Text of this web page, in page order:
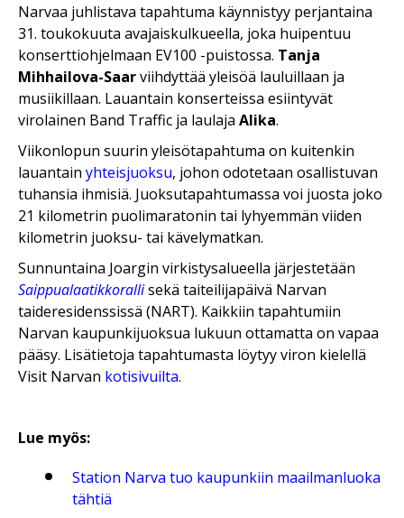
Narvaa juhlistava tapahtuma käynnistyy perjantaina
31. toukokuuta avajaiskulkueella, joka huipentuu
konserttiohjelmaan EV100 -puistossa. Tanja
Mihhailova-Saarviihdyttää yleisöä lauluillaan ja
musiikillaan. Lauantain konserteissa esiintyvät
virolainen Band Traffic ja laulaja Alika.
Viikonlopun suurin yleisötapahtuma on kuitenkin
lauantain yhteisjuoksu, johon odotetaan osallistuvan
tuhansia ihmisiä. Juoksutapahtumassa voi juosta joko
21 kilometrin puolimaratonin tai lyhyemmän viiden
kilometrin juoksu- tai kävelymatkan.
Sunnuntaina Joargin virkistysalueella järjestetään
Saippualaatikkorallisekä taiteilijapäivä Narvan
taideresidenssissä (NART). Kaikkiin tapahtumiin
Narvan kaupunkijuoksua lukuun ottamatta on vapaa
pääsy. Lisätietoja tapahtumasta löytyy viron kielellä
Visit Narvan kotisivuilta.
Lue myös:
Station Narva tuo kaupunkiin maailmanluoka
tähtiä